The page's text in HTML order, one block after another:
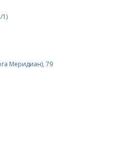
1)
Меридиан), 79